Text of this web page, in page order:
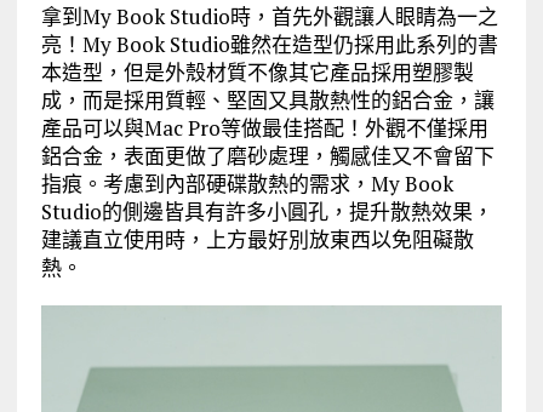
拿到My Book Studio時，首先外觀讓人眼睛為一之
亮！My Book Studio雖然在造型仍採用此系列的書
本造型，但是外殼材質不像其它產品採用塑膠製
成，而是採用質輕、堅固又具散熱性的鋁合金，讓
產品可以與Mac Pro等做最佳搭配！外觀不僅採用
鋁合金，表面更做了磨砂處理，觸感佳又不會留下
指痕。考慮到內部硬碟散熱的需求，My Book
Studio的側邊皆具有許多小圓孔，提升散熱效果，
建議直立使用時，上方最好別放東西以免阻礙散
熱。